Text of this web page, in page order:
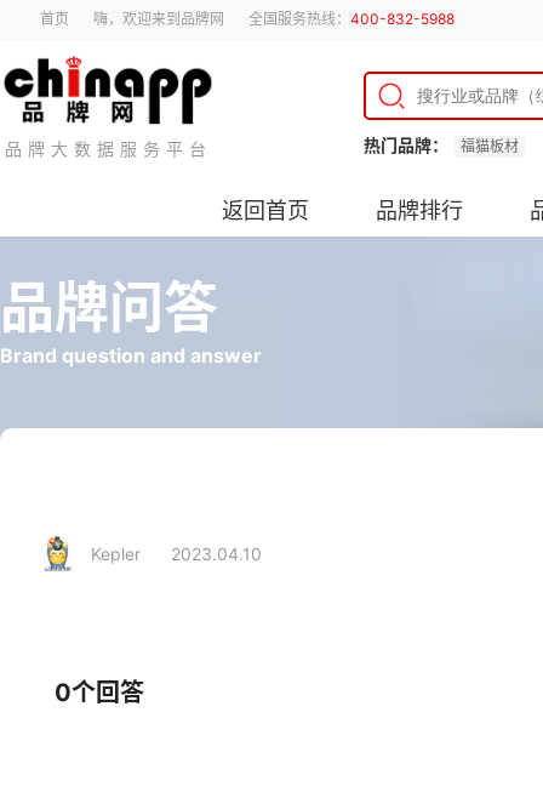
首页 嗨，欢迎来到品牌网 全国服务热线： 400-832-5988
品牌大数据服务平台 热门品牌： 福猫板材
返回首页 品牌排行
品牌问答
Brand question and answer
Kepler 2023.04.10
0个回答